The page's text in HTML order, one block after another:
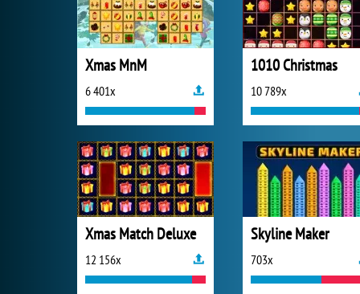
Xmas MnM
6 401x
1010 Christmas
10 789x
Xmas Match Deluxe
12 156x
Skyline Maker
703x